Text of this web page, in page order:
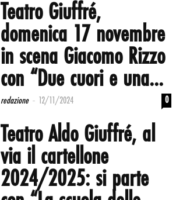
Teatro Giuffré,
domenica 17 novembre
in scena Giacomo Rizzo
con “Due cuori e una...
redazione - 12/11/2024 0
Teatro Aldo Giuffré, al
via il cartellone
2024/2025: si parte